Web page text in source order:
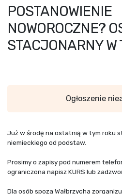
POSTANOWIENIE
NOWOROCZNE?
STACJONARNY W
Ogłoszenie
Już w środę na ostatnią w tym roku
niemieckiego od podstaw.
Prosimy o zapisy pod numerem
ograniczona napisz KURS lub
Dla osób spoza Wałbrzycha